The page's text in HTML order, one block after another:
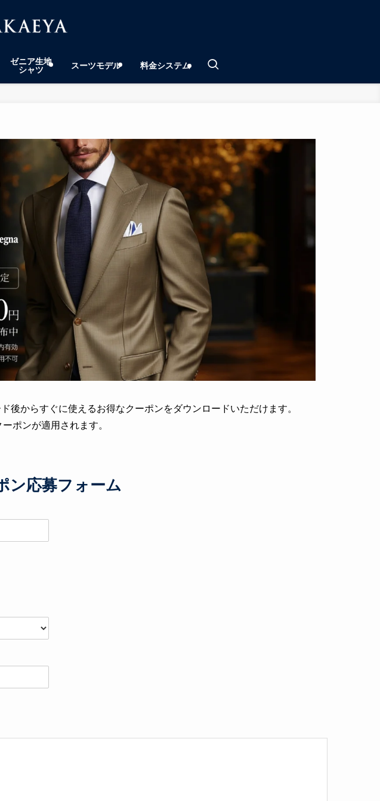
ゼニア生地
シャツ スーツモデル 料金システム
からすぐに使えるお得なクーポンをダウンロードいただけます。
ポンが適用されます。
ン応募フォーム